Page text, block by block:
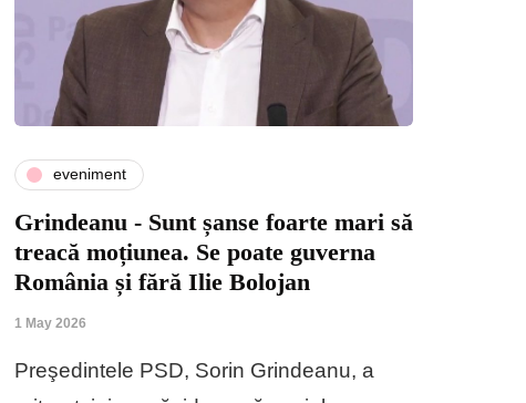
eveniment
Grindeanu - Sunt șanse foarte mari să
treacă moțiunea. Se poate guverna
România și fără Ilie Bolojan
1 May 2026
Preşedintele PSD, Sorin Grindeanu, a